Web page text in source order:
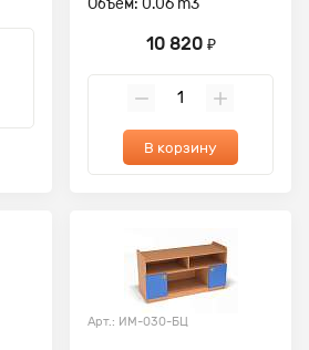
Объем: 0.06 m3
10 820 ₽
В корзину
Арт.: ИМ-030-БЦ